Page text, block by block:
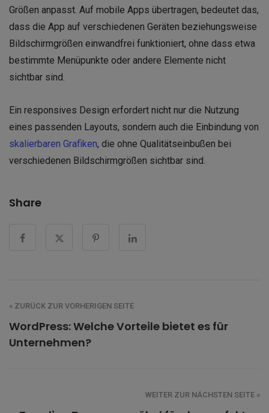
Größen anpasst. Auf mobile Apps übertragen, bedeutet das,
dass die App auf verschiedenen Geräten beziehungsweise
Bildschirmgrößen einwandfrei funktioniert, ohne dass etwa
bestimmte Menüpunkte oder andere Elemente nicht
sichtbar sind.
Ein responsives Design erfordert nicht nur die Nutzung
eines passenden Layouts, sondern auch die Einbindung von
skalierbaren Grafiken, die ohne Qualitätseinbußen bei
verschiedenen Bildschirmgrößen sichtbar sind.
Share
« ZURÜCK ZUR VORHERIGEN SEITE
WordPress: Welche Vorteile bietet es für
Unternehmen?
WEITER ZUR NÄCHSTEN SEITE »